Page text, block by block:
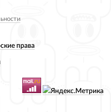
права